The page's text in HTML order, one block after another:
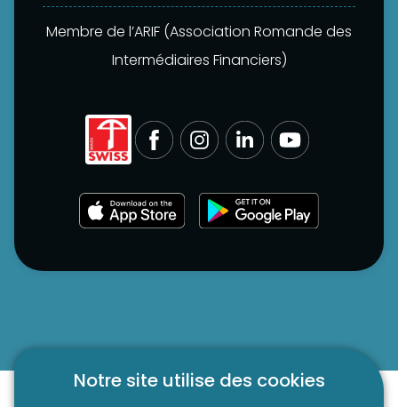
Membre de l’ARIF (Association Romande des
Intermédiaires Financiers)
Notre site utilise des cookies